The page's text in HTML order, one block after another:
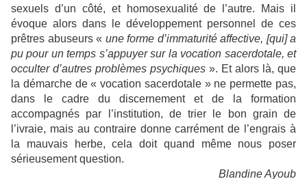
sexuels d’un côté, et homosexualité de l’autre. Mais il
évoque alors dans le développement personnel de ces
prêtres abuseurs « une forme d’immaturité affective, [qui] a
pu pour un temps s’appuyer sur la vocation sacerdotale, et
occulter d’autres problèmes psychiques ». Et alors là, que
la démarche de « vocation sacerdotale » ne permette pas,
dans le cadre du discernement et de la formation
accompagnés par l’institution, de trier le bon grain de
l’ivraie, mais au contraire donne carrément de l’engrais à
la mauvais herbe, cela doit quand même nous poser
sérieusement question.
Blandine Ayoub